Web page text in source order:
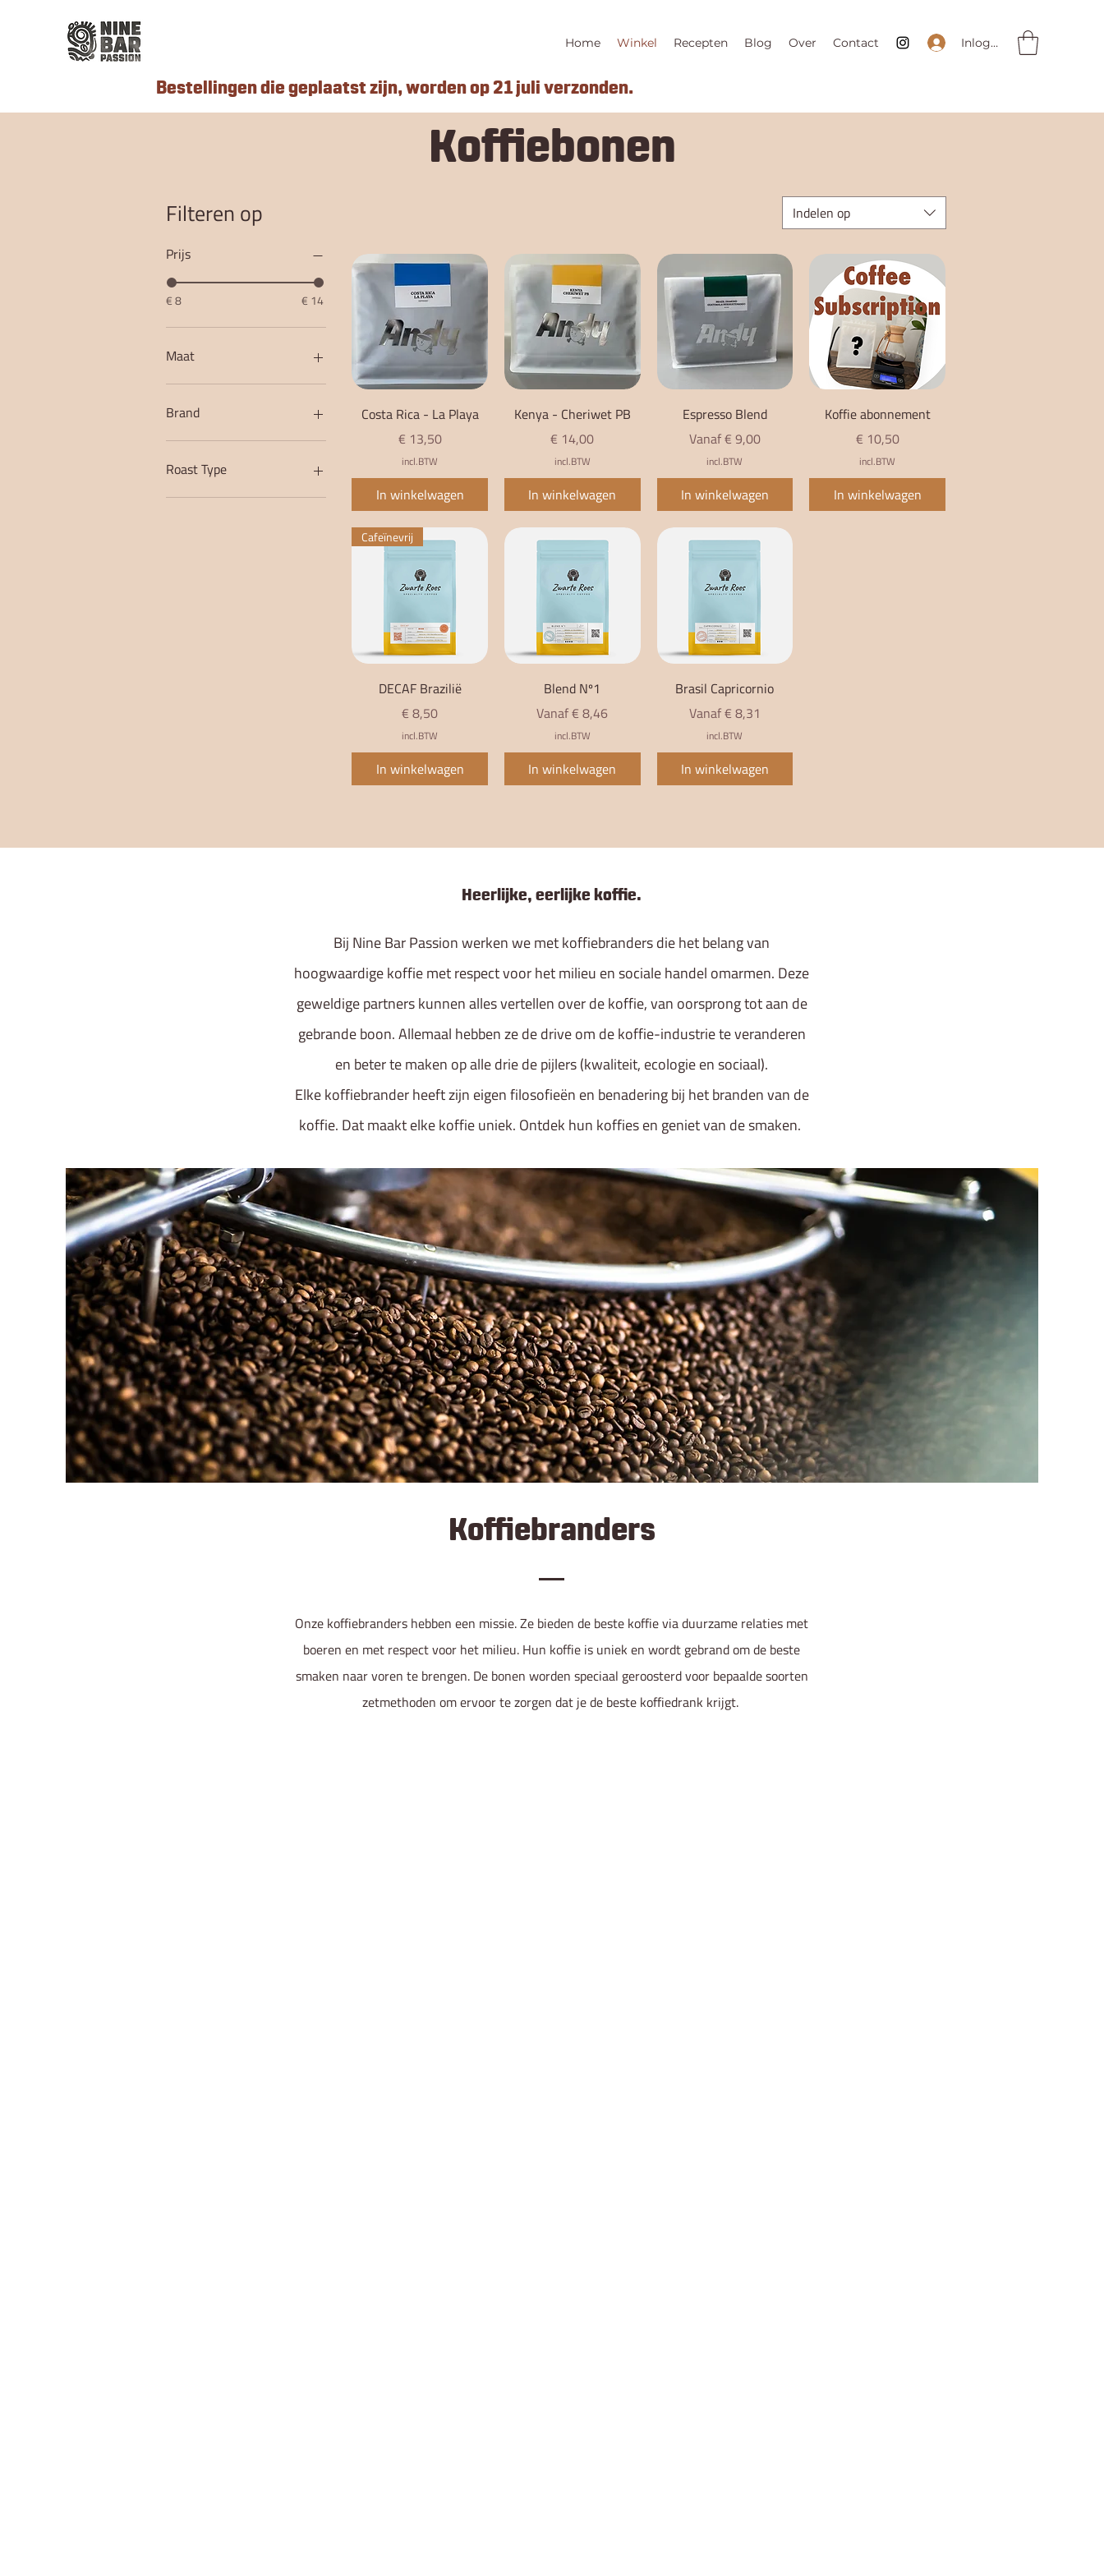
Home Winkel Recepten Blog Over Contact Inloggen
Bestellingen die geplaatst zijn, worden op 21 juli verzonden.
Koffiebonen
Filteren op
Prijs
€ 8 € 14
Maat
1 kilo
250 gram
Brand
Zwarte Roes
Roast Type
Omni-gebrand
Indelen op
Snel overzicht
Costa Rica - La Playa
Prijs
€ 13,50
incl.BTW
In winkelwagen
Snel overzicht
Kenya - Cheriwet PB
Prijs
€ 14,00
incl.BTW
In winkelwagen
Snel overzicht
Espresso Blend
Vanaf€ 9,00
Verkoopprijs
incl.BTW
In winkelwagen
Snel overzicht
Koffie abonnement
Prijs
€ 10,50
incl.BTW
In winkelwagen
Snel overzicht
Cafeïnevrij
DECAF Brazilië
Prijs
€ 8,50
incl.BTW
In winkelwagen
Snel overzicht
Blend Nº1
Vanaf€ 8,46
Verkoopprijs
incl.BTW
In winkelwagen
Snel overzicht
Brasil Capricornio
Vanaf€ 8,31
Verkoopprijs
incl.BTW
In winkelwagen
Heerlijke, eerlijke koffie.
Bij Nine Bar Passion werken we met koffiebranders die het belang van
hoogwaardige koffie met respect voor het milieu en sociale handel omarmen. Deze
geweldige partners kunnen alles vertellen over de koffie, van oorsprong tot aan de
gebrande boon. Allemaal hebben ze de drive om de koffie-industrie te veranderen
en beter te maken op alle drie de pijlers (kwaliteit, ecologie en sociaal).
Elke koffiebrander heeft zijn eigen filosofieën en benadering bij het branden van de
koffie. Dat maakt elke koffie uniek. Ontdek hun koffies en geniet van de smaken.
Koffiebranders
Onze koffiebranders hebben een missie. Ze bieden de beste koffie via duurzame relaties met
boeren en met respect voor het milieu. Hun koffie is uniek en wordt gebrand om de beste
smaken naar voren te brengen. De bonen worden speciaal geroosterd voor bepaalde soorten
zetmethoden om ervoor te zorgen dat je de beste koffiedrank krijgt.